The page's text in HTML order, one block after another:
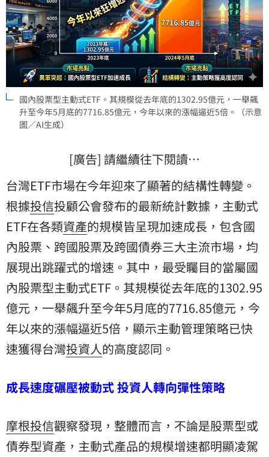
國內股票型主動式ETF。其規模從去年底的1302.95億元，一舉飆
升至今年5月底的7716.85億元，今年以來的漲幅逼近5倍。（示意
圖／AI生成）
[廣告] 請繼續往下閱讀…
台灣ETF市場在今年迎來了顯著的結構性轉變。
根據投信投顧公會發布的最新統計數據，主動式
ETF在各類資產的規模皆呈現加速成長，包含國
內股票、跨國股票及跨國債券三大主流市場，均
展現出跳躍式的增速。其中，最受矚目的當屬國
內股票型主動式ETF。其規模從去年底的1302.95
億元，一舉飆升至今年5月底的7716.85億元，今
年以來的漲幅逼近5倍，顯示主動管理策略已快
速獲得台灣投資人的高度認同。
成長速度碾壓被動式 投資人轉向彈性策略
摩根投信觀察發現，整體而言，不論是股票型或
債券型資產，主動式產品的規模增速都明顯凌駕